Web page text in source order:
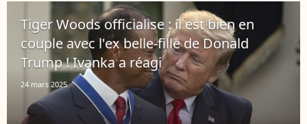
Tiger Woods officialise : il est bien en
couple avec l'ex belle-fille de Donald
Trump ! Ivanka a réagi
24 mars 2025